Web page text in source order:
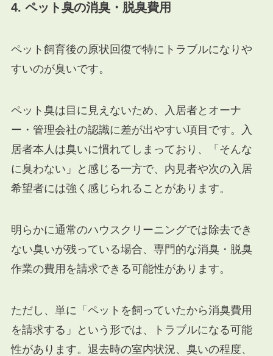
4. ペット臭の消臭・脱臭費用
ペット飼育後の原状回復で特にトラブルになりや
すいのが臭いです。
ペット臭は目に見えないため、入居者とオーナ
ー・管理会社の認識に差が出やすい項目です。入
居者本人は臭いに慣れてしまっており、「そんな
に臭わない」と感じる一方で、内見者や次の入居
希望者には強く感じられることがあります。
明らかに通常のハウスクリーニングでは除去でき
ない臭いが残っている場合、専門的な消臭・脱臭
作業の費用を請求できる可能性があります。
ただし、単に「ペットを飼っていたから消臭費用
を請求する」という形では、トラブルになる可能
性があります。退去時の室内状況、臭いの程度、